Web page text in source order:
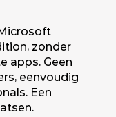
zonder
apps. Geen
eenvoudig
Een